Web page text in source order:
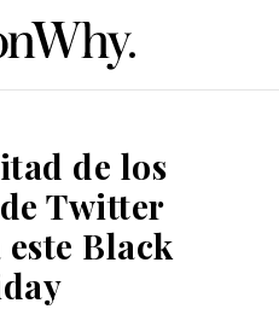
de los
Twitter
Black